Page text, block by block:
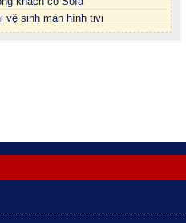
vệ sinh màn hình tivi